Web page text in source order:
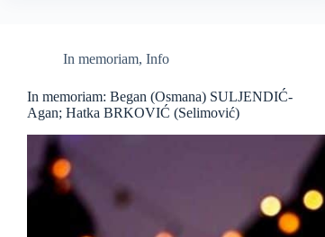
In memoriam, Info
In memoriam: Began (Osmana) SULJENDIĆ-
Agan; Hatka BRKOVIĆ (Selimović)